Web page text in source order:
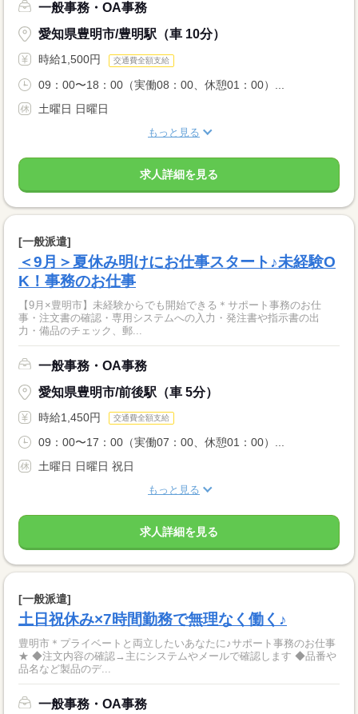
一般事務・OA事務
愛知県豊明市/豊明駅（車 10分）
時給1,500円 交通費全額支給
09：00〜18：00（実働08：00、休憩01：00）...
土曜日 日曜日
もっと見る
求人詳細を見る
[一般派遣]
＜9月＞夏休み明けにお仕事スタート♪未経験O
K！事務のお仕事
【9月×豊明市】未経験からでも開始できる＊サポート事務のお仕
事・注文書の確認・専用システムへの入力・発注書や指示書の出
力・備品のチェック、郵...
一般事務・OA事務
愛知県豊明市/前後駅（車 5分）
時給1,450円 交通費全額支給
09：00〜17：00（実働07：00、休憩01：00）...
土曜日 日曜日 祝日
もっと見る
求人詳細を見る
[一般派遣]
土日祝休み×7時間勤務で無理なく働く♪
豊明市＊プライベートと両立したいあなたに♪サポート事務のお仕事
★ ◆注文内容の確認→主にシステムやメールで確認します ◆品番や
品名など製品のデ...
一般事務・OA事務